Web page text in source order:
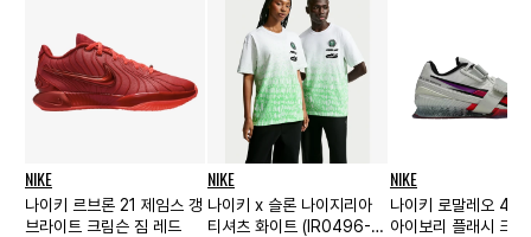
NIKE
나이키 르브론 21 제임스 갱
브라이트 크림슨 짐 레드
NIKE
나이키 x 슬론 나이지리아
티셔츠 화이트 (IR0496-
NIKE
나이키 로말레오 4
아이보리 플래시 크림